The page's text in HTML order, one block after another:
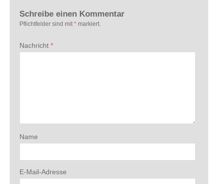
Schreibe einen Kommentar
Pflichtfelder sind mit * markiert.
Nachricht *
Name
E-Mail-Adresse